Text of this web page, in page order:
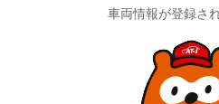
車両情報が登録さ